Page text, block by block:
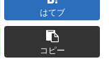
はてブ
コピー